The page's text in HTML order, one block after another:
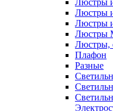
Люстры
Люстры
Люстры
Люстры
Люстры,
Плафон
Разные